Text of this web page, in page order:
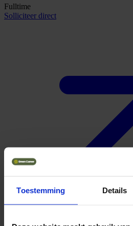
Toestemming Details
Fulltime
Solliciteer direct